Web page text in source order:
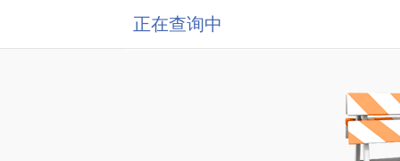
正在查询中